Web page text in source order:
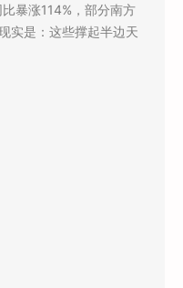
暴涨114%，部分南方
实是：这些撑起半边天